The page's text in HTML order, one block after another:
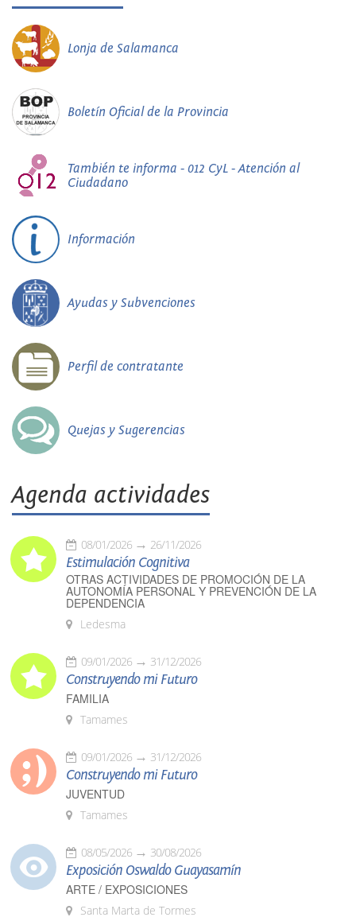
Lonja de Salamanca
Boletín Oficial de la Provincia
También te informa - 012 CyL - Atención al
Ciudadano
Información
Ayudas y Subvenciones
Perfil de contratante
Quejas y Sugerencias
Agenda actividades
08/01/2026 26/11/2026
Estimulación Cognitiva
OTRAS ACTIVIDADES DE PROMOCIÓN DE LA
AUTONOMÍA PERSONAL Y PREVENCIÓN DE LA
DEPENDENCIA
Ledesma
09/01/2026 31/12/2026
Construyendo mi Futuro
FAMILIA
Tamames
09/01/2026 31/12/2026
Construyendo mi Futuro
JUVENTUD
Tamames
08/05/2026 30/08/2026
Exposición Oswaldo Guayasamín
ARTE / EXPOSICIONES
Santa Marta de Tormes